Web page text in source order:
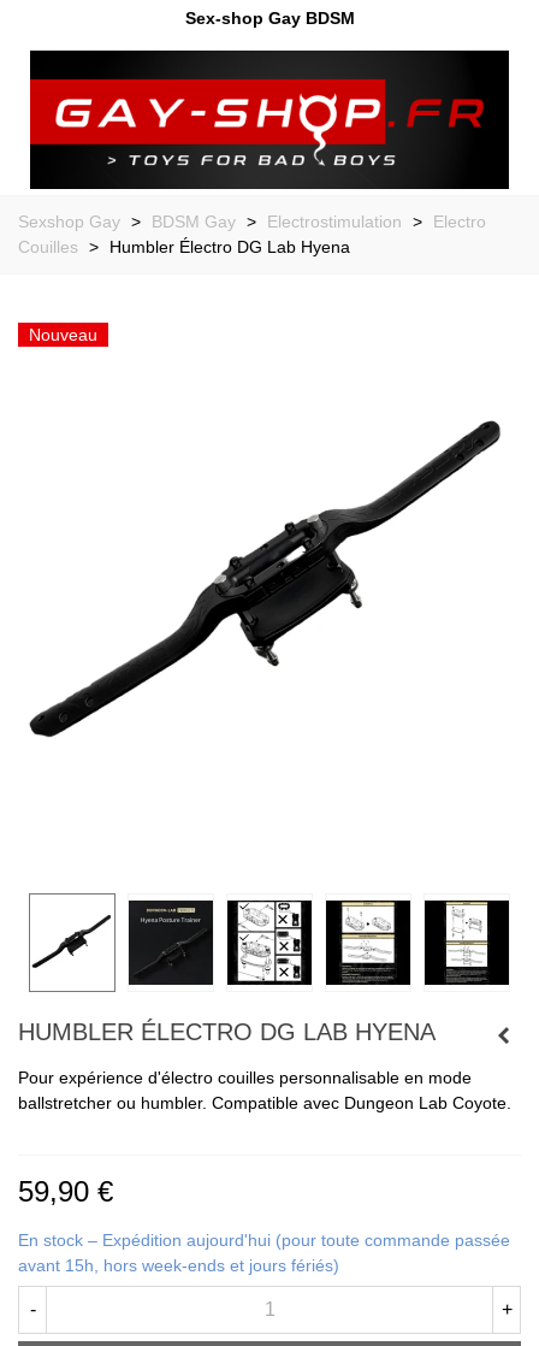
Sex-shop Gay BDSM
Sexshop Gay > BDSM Gay > Electrostimulation >
Electro
Couilles
> Humbler Électro DG Lab Hyena
Nouveau
HUMBLER ÉLECTRO DG LAB HYENA
Pour expérience d'électro couilles personnalisable en mode
ballstretcher ou humbler. Compatible avec Dungeon Lab Coyote.
59,90 €
En stock – Expédition aujourd'hui (pour toute commande passée
avant 15h, hors week-ends et jours fériés)
- +